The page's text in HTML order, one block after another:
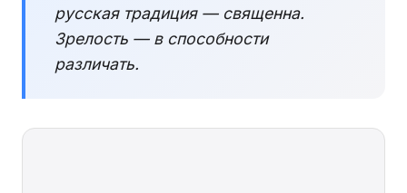
русская традиция — священна.
Зрелость — в способности
различать.